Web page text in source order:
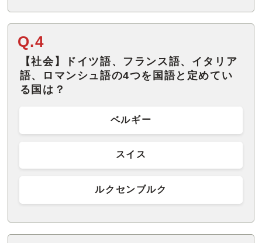
Q.4
【社会】ドイツ語、フランス語、イタリア
語、ロマンシュ語の4つを国語と定めてい
る国は？
ベルギー
スイス
ルクセンブルク